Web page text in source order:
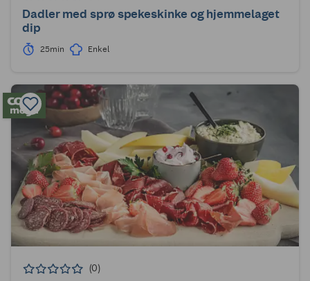
Dadler med sprø spekeskinke og hjemmelaget
dip
25min Enkel
(0)